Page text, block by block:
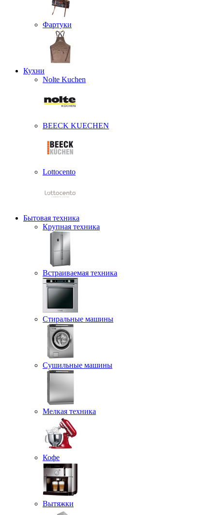
Фартуки
Кухни
Nolte Kuchen
BEECK KUECHEN
Lottocento
Бытовая техника
Крупная техника
Встраиваемая техника
Стиральные машины
Сушильные машины
Мелкая техника
Кофе
Вытяжки